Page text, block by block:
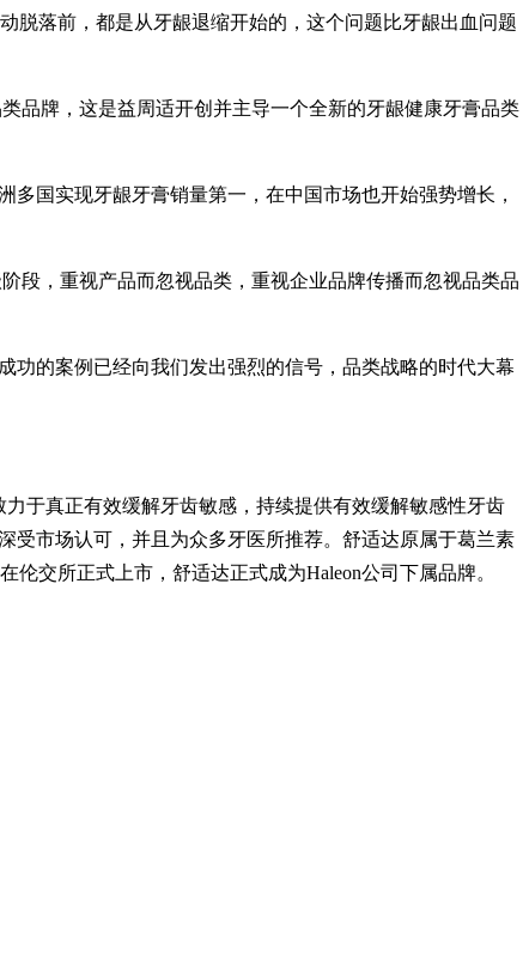
脱落前，都是从牙龈退缩开始的，这个问题比牙龈出血问题
品牌，这是益周适开创并主导一个全新的牙龈健康牙膏品类
国实现牙龈牙膏销量第一，在中国市场也开始强势增长，
段，重视产品而忽视品类，重视企业品牌传播而忽视品类品
功的案例已经向我们发出强烈的信号，品类战略的时代大幕
于真正有效缓解牙齿敏感，持续提供有效缓解敏感性牙齿
受市场认可，并且为众多牙医所推荐。舒适达原属于葛兰素
伦交所正式上市，舒适达正式成为Haleon公司下属品牌。